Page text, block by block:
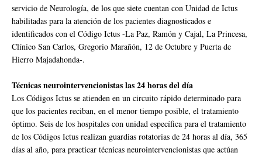
servicio de Neurología, de los que siete cuentan con Unidad de Ictus
habilitadas para la atención de los pacientes diagnosticados e
identificados con el Código Ictus -La Paz, Ramón y Cajal, La Princesa,
Clínico San Carlos, Gregorio Marañón, 12 de Octubre y Puerta de
Hierro Majadahonda-.
Técnicas neurointervencionistas las 24 horas del día
Los Códigos Ictus se atienden en un circuito rápido determinado para
que los pacientes reciban, en el menor tiempo posible, el tratamiento
óptimo. Seis de los hospitales con unidad específica para el tratamiento
de los Códigos Ictus realizan guardias rotatorias de 24 horas al día, 365
días al año, para practicar técnicas neurointervencionistas que actúan